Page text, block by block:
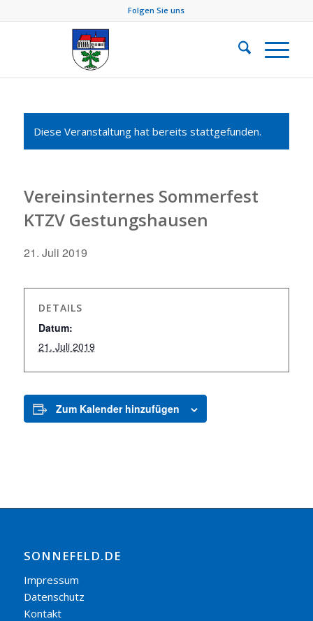
Folgen Sie uns
Diese Veranstaltung hat bereits stattgefunden.
Vereinsinternes Sommerfest
KTZV Gestungshausen
21. Juli 2019
DETAILS
Datum:
21. Juli 2019
Zum Kalender hinzufügen
SONNEFELD.DE
Impressum
Datenschutz
Kontakt